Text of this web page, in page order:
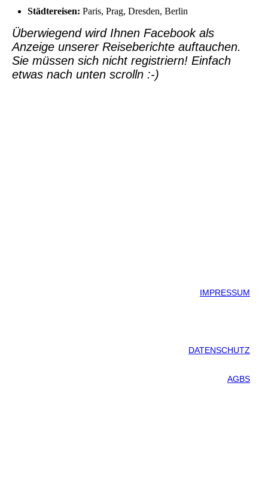
Städtereisen: Paris, Prag, Dresden, Berlin
Überwiegend wird Ihnen Facebook als
Anzeige unserer Reiseberichte auftauchen.
Sie müssen sich nicht registriern! Einfach
etwas nach unten scrolln :-)
IMPRESSUM
DATENSCHUTZ
AGBS